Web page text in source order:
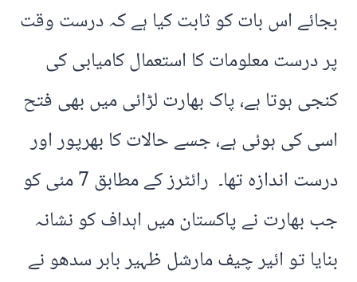
بجائے اس بات کو ثابت کیا ہے کہ درست وقت
پر درست معلومات کا استعمال کامیابی کی
کنجی ہوتا ہے، پاک بھارت لڑائی میں بھی فتح
اسی کی ہوئی ہے، جسے حالات کا بھرپور اور
درست اندازہ تھا۔ رائٹرز کے مطابق 7 مئی کو
جب بھارت نے پاکستان میں اہداف کو نشانہ
بنایا تو ائیر چیف مارشل ظہیر بابر سدھو نے